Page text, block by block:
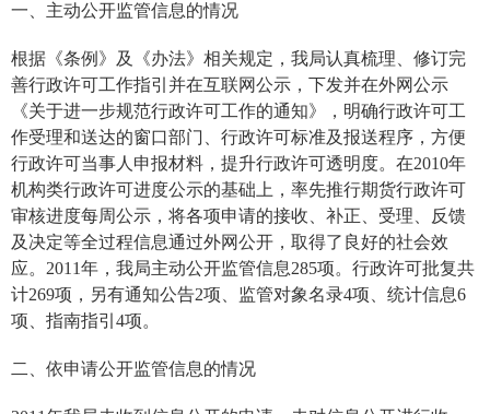
一、主动公开监管信息的情况
根据《条例》及《办法》相关规定，我局认真梳理、修订完
善行政许可工作指引并在互联网公示，下发并在外网公示
《关于进一步规范行政许可工作的通知》，明确行政许可工
作受理和送达的窗口部门、行政许可标准及报送程序，方便
行政许可当事人申报材料，提升行政许可透明度。 在2010年
机构类行政许可进度公示的基础上，率先推行期货行政许可
审核进度每周公示，将各项申请的接收、补正、受理、反馈
及决定等全过程信息通过外网公开，取得了良好的社会效
应。 2011年，我局主动公开监管信息285项。行政许可批复共
计269项，另有通知公告2项、监管对象名录4项、统计信息6
项、指南指引 4项。
二、 依申请公开监管信息的情况